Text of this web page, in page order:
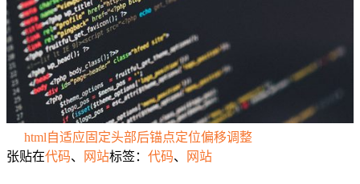
html自适应固定头部后锚点定位偏移调整
张贴在代码、 网站标签： 代码、 网站